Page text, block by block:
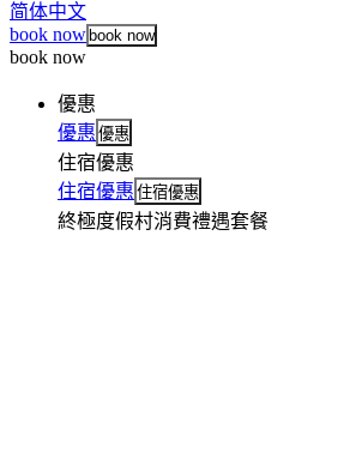
简体中文
book now book now
book now
優惠
優惠 優惠
住宿優惠
住宿優惠 住宿優惠
終極度假村消費禮遇套餐